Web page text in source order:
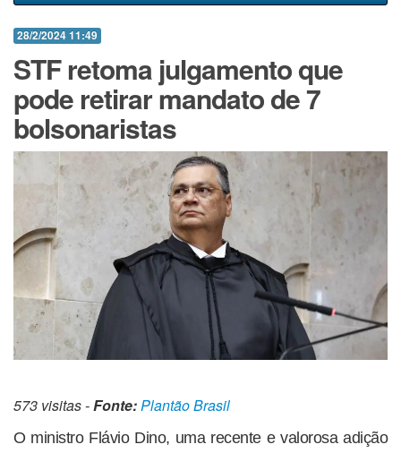
28/2/2024 11:49
STF retoma julgamento que
pode retirar mandato de 7
bolsonaristas
573 visitas -Fonte:Plantão Brasil
O ministro Flávio Dino, uma recente e valorosa adição